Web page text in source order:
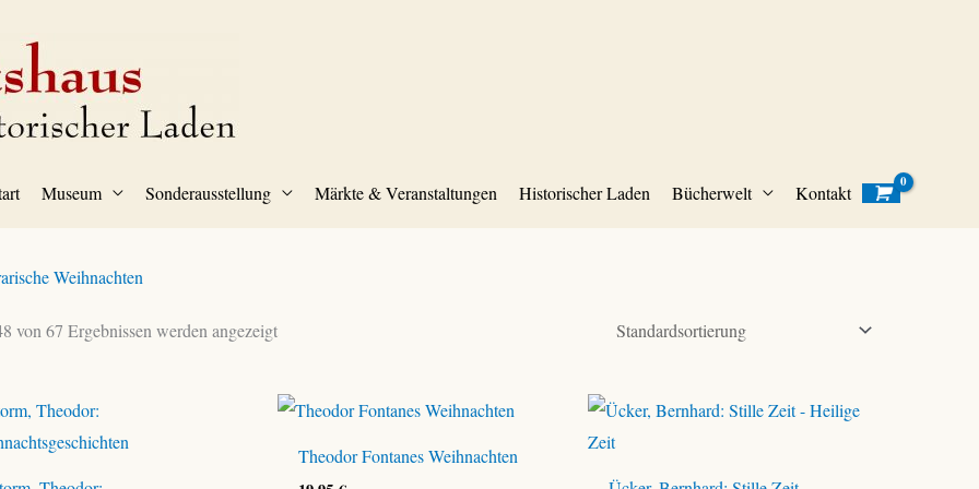
Museum Sonderausstellung Märkte & Veranstaltungen Historischer Laden Bücherwelt Kontakt
Weihnachten
von 67 Ergebnissen werden angezeigt
Theodor Fontanes Weihnachten